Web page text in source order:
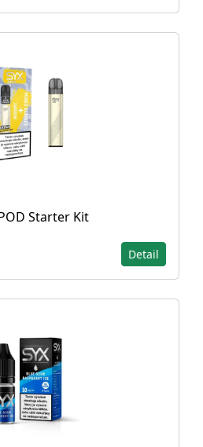
Starter Kit
Detail